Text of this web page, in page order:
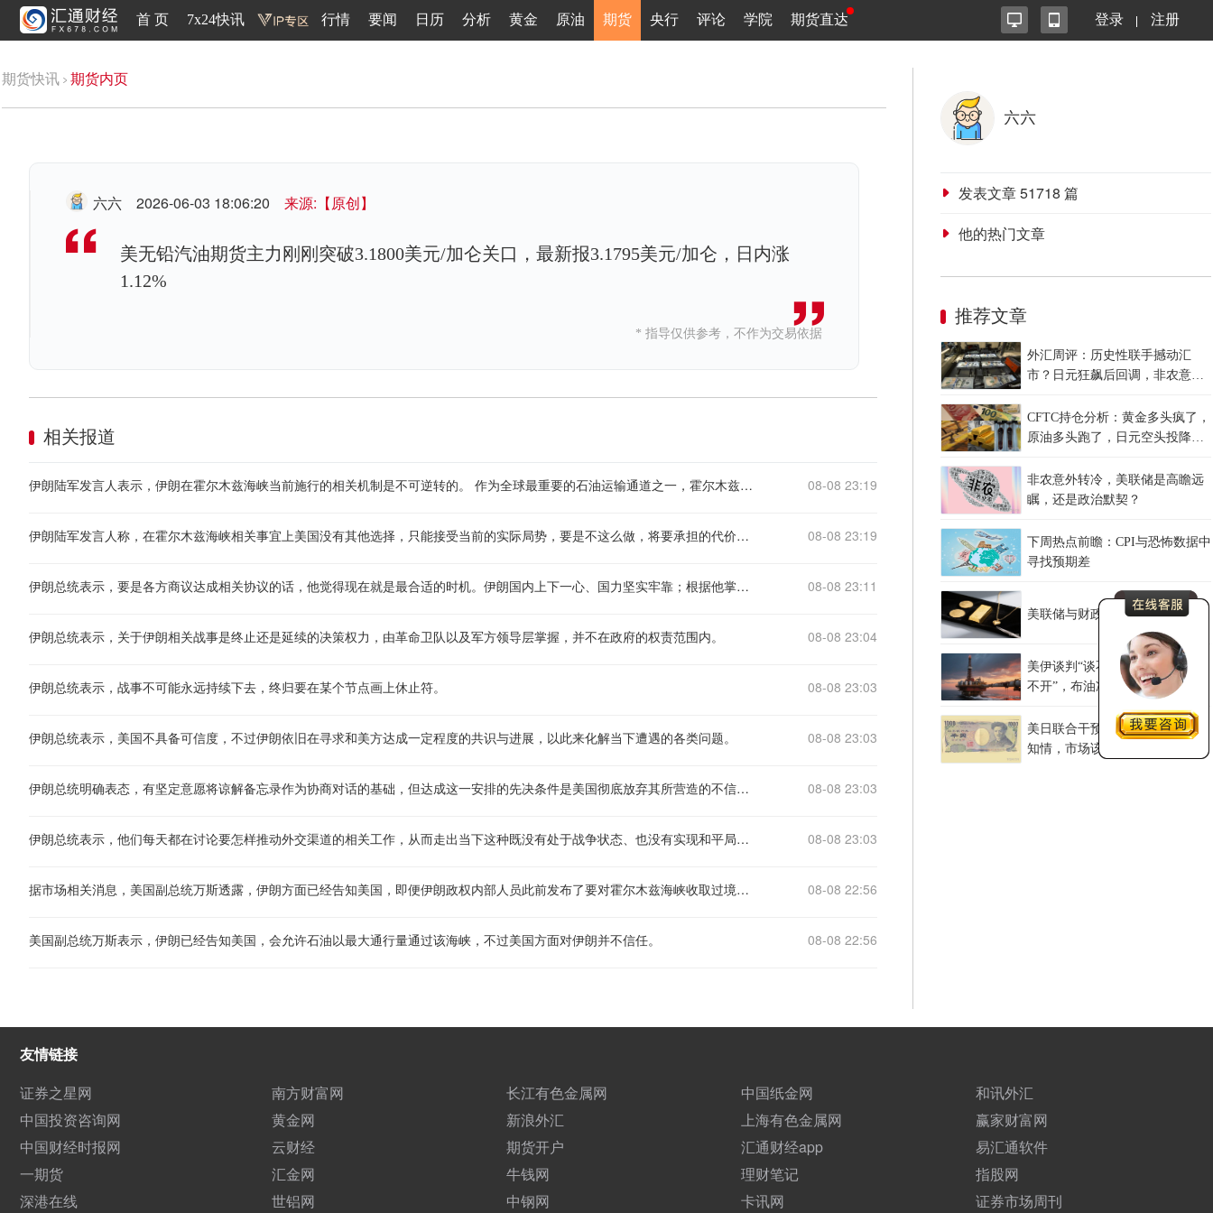
首 页 7x24快讯 行情 要闻 日历 分析 黄金 原油 期货 央行 评论 学院 期货直达 登录 注册
期货快讯 期货内页
六六 2026-06-03 18:06:20 来源:【原创】
美无铅汽油期货主力刚刚突破3.1800美元/加仑关口，最新报3.1795美元/加仑，日内涨
1.12%
* 指导仅供参考，不作为交易依据
相关报道
伊朗陆军发言人表示，伊朗在霍尔木兹海峡当前施行的相关机制是不可逆转的。 作为全球最重要的石油运输通道之一，霍尔木兹海峡承担着全球近三分之一的海运石油出口贸易量，其相关局势动向一直受到国际社会的广泛关注。伊朗方面此次对自身在该区域相关机制的表态，也再次凸显了霍尔木兹海峡相关安排对伊朗国家安全、区域航运秩序的重要意义。 08-08 23:19
伊朗陆军发言人称，在霍尔木兹海峡相关事宜上美国没有其他选择，只能接受当前的实际局势，要是不这么做，将要承担的代价会比其之前已经付出的高出不少。 08-08 23:19
伊朗总统表示，要是各方商议达成相关协议的话，他觉得现在就是最合适的时机。伊朗国内上下一心、国力坚实牢靠；根据他掌握的情况，在此次战争与冲突当中，伊朗被公认为是获胜方与强势一方。 08-08 23:11
伊朗总统表示，关于伊朗相关战事是终止还是延续的决策权力，由革命卫队以及军方领导层掌握，并不在政府的权责范围内。 08-08 23:04
伊朗总统表示，战事不可能永远持续下去，终归要在某个节点画上休止符。 08-08 23:03
伊朗总统表示，美国不具备可信度，不过伊朗依旧在寻求和美方达成一定程度的共识与进展，以此来化解当下遭遇的各类问题。 08-08 23:03
伊朗总统明确表态，有坚定意愿将谅解备忘录作为协商对话的基础，但达成这一安排的先决条件是美国彻底放弃其所营造的不信任的氛围。 08-08 23:03
伊朗总统表示，他们每天都在讨论要怎样推动外交渠道的相关工作，从而走出当下这种既没有处于战争状态、也没有实现和平局面的特殊处境。 08-08 23:03
据市场相关消息，美国副总统万斯透露，伊朗方面已经告知美国，即便伊朗政权内部人员此前发布了要对霍尔木兹海峡收取过境费的相关声明，伊朗也不会实际征收这类费用。 08-08 22:56
美国副总统万斯表示，伊朗已经告知美国，会允许石油以最大通行量通过该海峡，不过美国方面对伊朗并不信任。 08-08 22:56
六六
发表文章51718 篇
他的热门文章
推荐文章
外汇周评：历史性联手撼动汇
市？日元狂飙后回调，非农意外
CFTC持仓分析：黄金多头疯了，
原油多头跑了，日元空头投降
非农意外转冷，美联储是高瞻远
瞩，还是政治默契？
下周热点前瞻：CPI与恐怖数据中
寻找预期差
美联储与财政部的通胀债务困局
美伊谈判“谈不拢”，红海油轮“绕
不开”，布油冲上83美元后何去何
美日联合干预，欧洲央行事后才
知情，市场该担心什么？
友情链接
证券之星网
南方财富网 长江有色金属网 中国纸金网
和讯外汇
中国投资咨询网
黄金网 新浪外汇 上海有色金属网
赢家财富网
中国财经时报网
云财经 期货开户 汇通财经app
易汇通软件
一期货
汇金网 牛钱网 理财笔记
指股网
深港在线
世铝网 中钢网 卡讯网 证券市场周刊